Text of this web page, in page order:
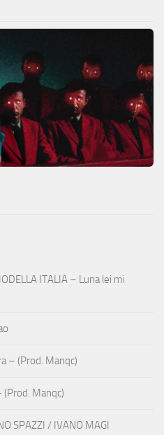
ITALIA – Luna lei mi
– (Prod. Manqc)
Manqc)
SPAZZI / IVANO MAGI